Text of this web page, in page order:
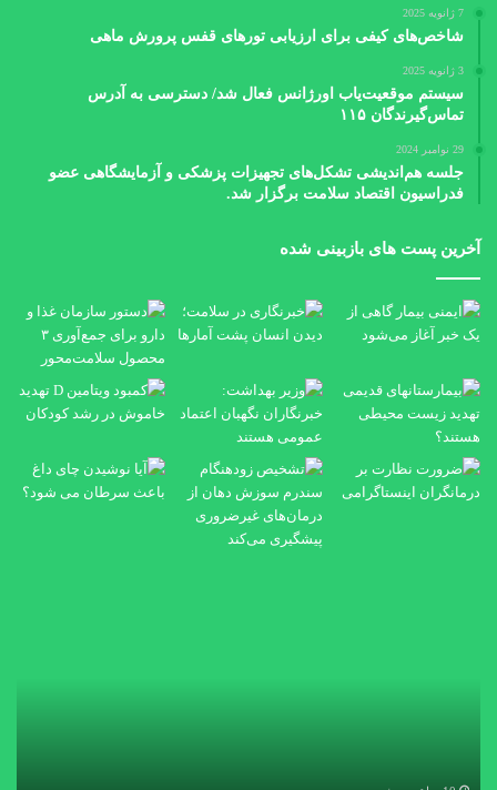
7 ژانویه 2025
شاخص‌های کیفی برای ارزیابی تورهای قفس پرورش ماهی
3 ژانویه 2025
سیستم موقعیت‌یاب اورژانس فعال شد/ دسترسی به آدرس
تماس‌گیرندگان ۱۱۵
29 نوامبر 2024
جلسه هم‌اندیشی تشکل‌های تجهیزات پزشکی و آزمایشگاهی عضو
فدراسیون اقتصاد سلامت برگزار شد.
آخرین پست های بازبینی شده